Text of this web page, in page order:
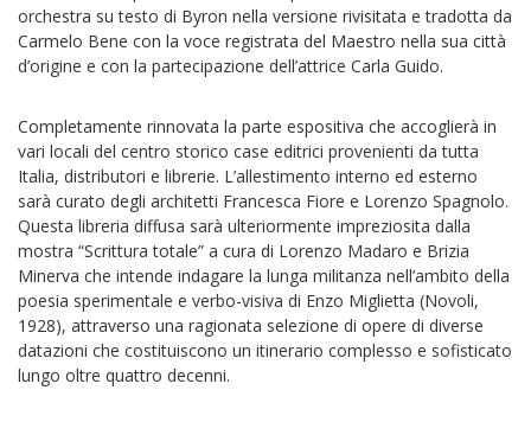
orchestra su testo di Byron nella versione rivisitata e tradotta da
Carmelo Bene con la voce registrata del Maestro nella sua città
d’origine e con la partecipazione dell’attrice Carla Guido.
Completamente rinnovata la parte espositiva che accoglierà in
vari locali del centro storico case editrici provenienti da tutta
Italia, distributori e librerie. L’allestimento interno ed esterno
sarà curato degli architetti Francesca Fiore e Lorenzo Spagnolo.
Questa libreria diffusa sarà ulteriormente impreziosita dalla
mostra “Scrittura totale” a cura di Lorenzo Madaro e Brizia
Minerva che intende indagare la lunga militanza nell’ambito della
poesia sperimentale e verbo-visiva di Enzo Miglietta (Novoli,
1928), attraverso una ragionata selezione di opere di diverse
datazioni che costituiscono un itinerario complesso e sofisticato
lungo oltre quattro decenni.